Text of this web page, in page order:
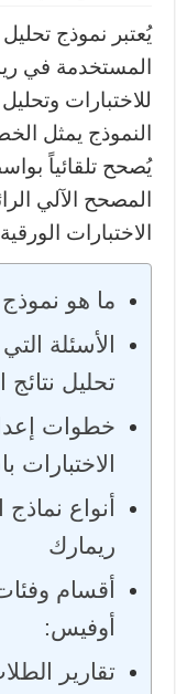
يُعتبر نموذج
المستخدمة في
للاختبارات
النموذج يمثل
يُصحح تلقائياً
المصحح الآلي
الاختبارات
ما هو نموذج
الأسئلة
تحليل نتائج
خطوات
أنواع
ريمارك
أقسام
أوفيس:
تقارير